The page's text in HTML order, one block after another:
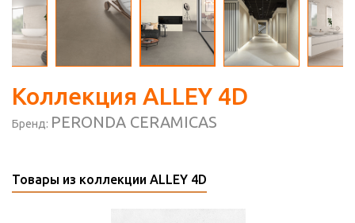
Коллекция ALLEY 4D
Бренд: PERONDA CERAMICAS
Товары из коллекции ALLEY 4D